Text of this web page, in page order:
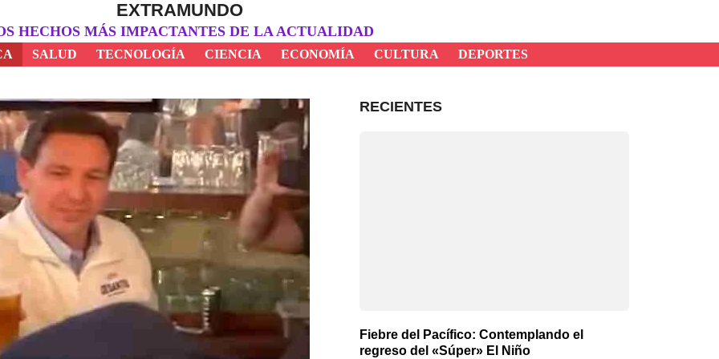
EXTRAMUNDO
HECHOS MÁS IMPACTANTES DE LA ACTUALIDAD
SALUD TECNOLOGÍA CIENCIA ECONOMÍA CULTURA DEPORTES
RECIENTES
Fiebre del Pacífico: Contemplando el
regreso del «Súper» El Niño